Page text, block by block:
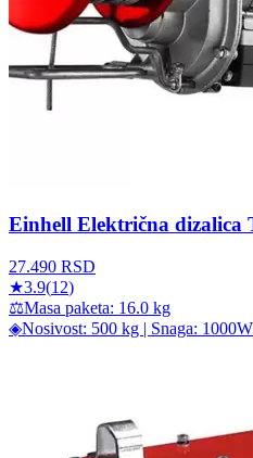
Einhell Električna dizalica
27.490 RSD
★3.9(12)
⚖Masa paketa: 16.0 kg
◈Nosivost: 500 kg | Snaga: